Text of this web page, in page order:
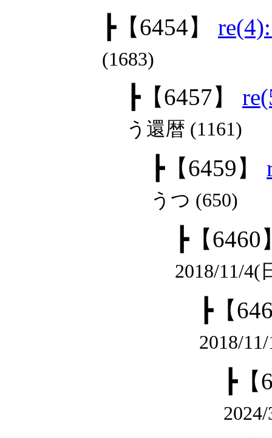
┣【6454】
(1683)
┣【6457】
う還暦 (1161)
┣【6459】
うつ (650)
┣【6460
2018/11/4(
┣【
2018/
┣【